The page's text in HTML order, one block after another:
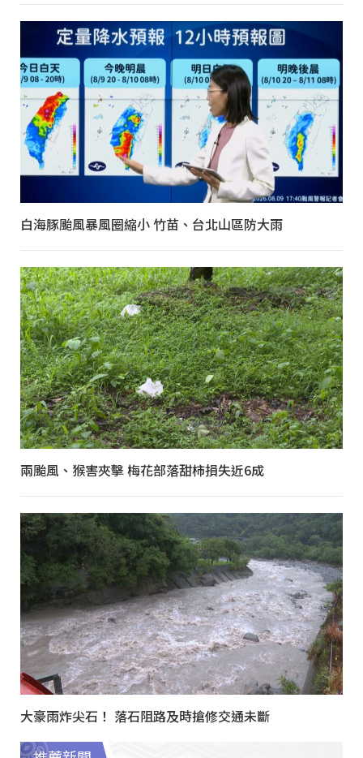
白海豚颱風暴風圈縮小 竹苗、台北山區防大雨
兩颱風、猴害夾擊 梅花部落甜柿損失近6成
大豪雨炸尖石！ 落石阻路及時搶修交通未斷